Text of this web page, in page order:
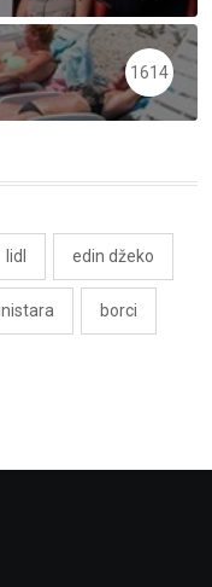
1614
lidl edin džeko
borci